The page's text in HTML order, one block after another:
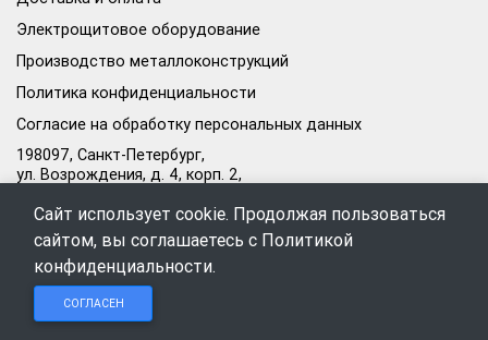
Электрощитовое оборудование
Производство металлоконструкций
Политика конфиденциальности
Согласие на обработку персональных данных
198097, Санкт-Петербург,
ул. Возрождения, д. 4, корп. 2,
Режим работы офиса:
Пн–Пт: 09:00–18:00
+7 (812) 309-98-44
Сайт использует cookie. Продолжая пользоваться
сайтом, вы соглашаетесь с Политикой
конфиденциальности.
СОГЛАСЕН